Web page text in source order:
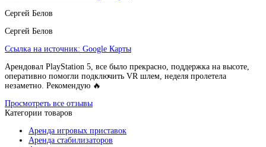
Сергей Белов
Сергей Белов
Ссылка на источник: Google Карты
Арендовал PlayStation 5, все было прекрасно, поддержка на высоте,
оперативно помогли подключить VR шлем, неделя пролетела
незаметно. Рекомендую 🔥
Просмотреть все отзывы
Категории товаров
Аренда игровых приставок
Аренда стабилизаторов